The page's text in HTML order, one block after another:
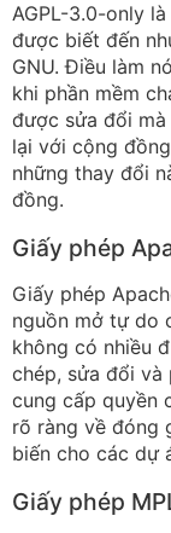
AGPL-3.0-only
được biết đến
GNU. Điều làm
khi phần mềm
được sửa đổi
lại với cộng
những thay đổi
đồng.
Giấy phép
Giấy phép
nguồn mở tự do
không có nhiều
chép, sửa đổi và
cung cấp quyền
rõ ràng về đóng
biến cho các dự
Giấy phép